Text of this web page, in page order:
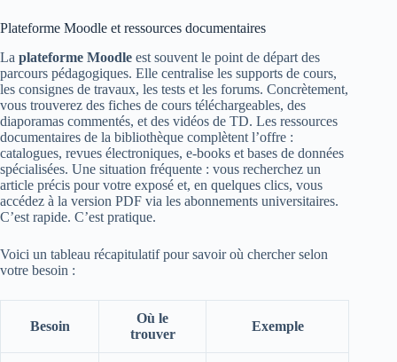
Plateforme Moodle et ressources documentaires
La plateforme Moodle est souvent le point de départ des
parcours pédagogiques. Elle centralise les supports de cours,
les consignes de travaux, les tests et les forums. Concrètement,
vous trouverez des fiches de cours téléchargeables, des
diaporamas commentés, et des vidéos de TD. Les ressources
documentaires de la bibliothèque complètent l’offre :
catalogues, revues électroniques, e-books et bases de données
spécialisées. Une situation fréquente : vous recherchez un
article précis pour votre exposé et, en quelques clics, vous
accédez à la version PDF via les abonnements universitaires.
C’est rapide. C’est pratique.
Voici un tableau récapitulatif pour savoir où chercher selon
votre besoin :
Besoin
Où le
trouver
Exemple